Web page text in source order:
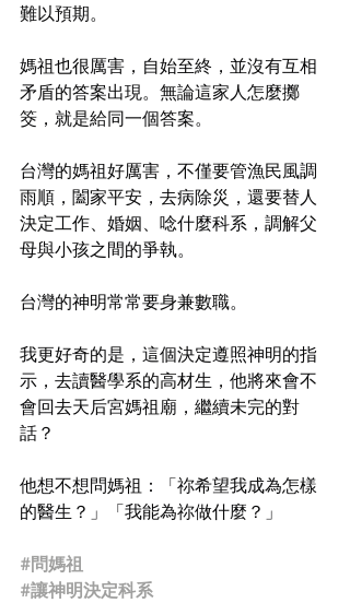
難以預期。
媽祖也很厲害，自始至終，並沒有互相
矛盾的答案出現。無論這家人怎麼擲
筊，就是給同一個答案。
台灣的媽祖好厲害，不僅要管漁民風調
雨順，闔家平安，去病除災，還要替人
決定工作、婚姻、唸什麼科系，調解父
母與小孩之間的爭執。
台灣的神明常常要身兼數職。
我更好奇的是，這個決定遵照神明的指
示，去讀醫學系的高材生，他將來會不
會回去天后宮媽祖廟，繼續未完的對
話？
他想不想問媽祖：「祢希望我成為怎樣
的醫生？」「我能為祢做什麼？」
#問媽祖
#讓神明決定科系